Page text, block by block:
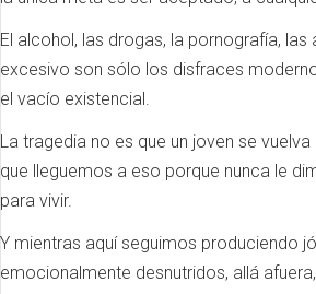
El alcohol, las drogas, la pornografía,
excesivo son sólo los disfraces
el vacío existencial.
La tragedia no es que un joven se
que lleguemos a eso porque nunca le
para vivir.
Y mientras aquí seguimos produciendo
emocionalmente desnutridos, allá